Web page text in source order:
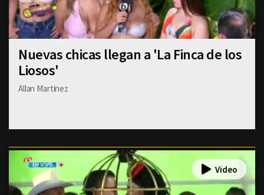
Nuevas chicas llegan a 'La Finca de los
Liosos'
Allan Martinez